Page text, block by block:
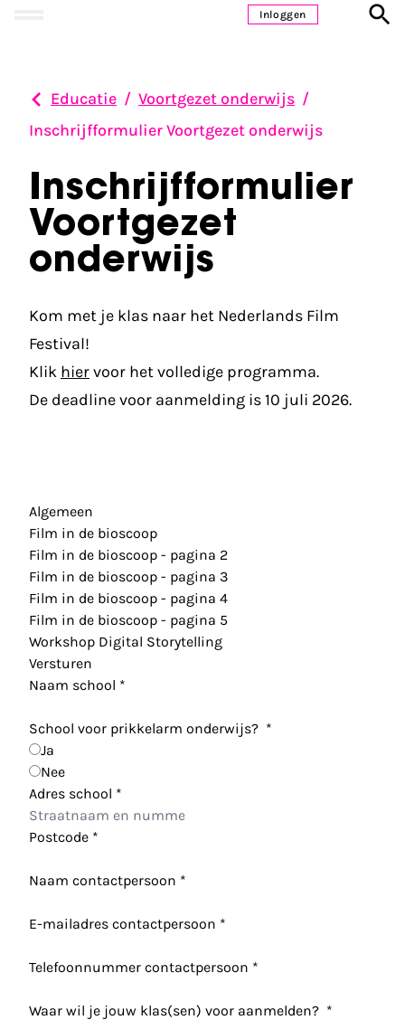
Ga naar inhoudInloggen
Educatie / Voortgezet onderwijs /
Inschrijfformulier Voortgezet onderwijs
Inschrijfformulier
Voortgezet
onderwijs
Kom met je klas naar het Nederlands Film
Festival!
Klik hiervoor het volledige programma.
De deadline voor aanmelding is 10 juli 2026.
Algemeen
Film in de bioscoop
Film in de bioscoop - pagina 2
Film in de bioscoop - pagina 3
Film in de bioscoop - pagina 4
Film in de bioscoop - pagina 5
Workshop Digital Storytelling
Versturen
Naam school *
School voor prikkelarm onderwijs? *
Ja
Nee
Adres school *
Postcode *
Naam contactpersoon *
E-mailadres contactpersoon *
Telefoonnummer contactpersoon *
Waar wil je jouw klas(sen) voor aanmelden? *